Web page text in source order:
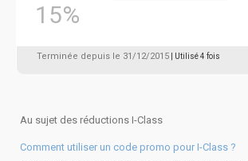
15%
Terminée depuis le 31/12/2015 | Utilisé 4 fois
Au sujet des réductions I-Class
Comment utiliser un code promo pour I-Class ?